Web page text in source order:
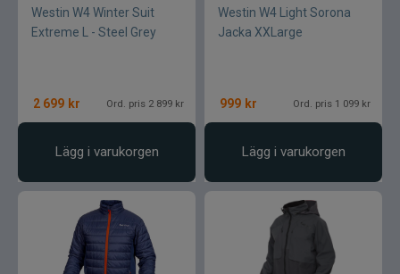
Westin W4 Winter Suit
Extreme L - Steel Grey
2 699 kr Ord. pris 2 899 kr
Lägg i varukorgen
Westin W4 Light Sorona
Jacka XXLarge
999 kr Ord. pris 1 099 kr
Lägg i varukorgen